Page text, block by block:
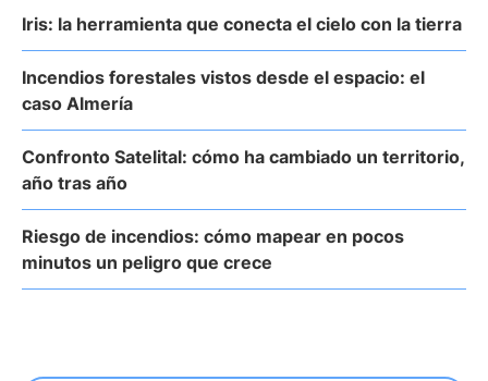
Iris: la herramienta que conecta el cielo con la tierra
Incendios forestales vistos desde el espacio: el
caso Almería
Confronto Satelital: cómo ha cambiado un territorio,
año tras año
Riesgo de incendios: cómo mapear en pocos
minutos un peligro que crece